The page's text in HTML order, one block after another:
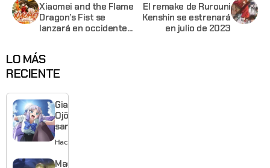
Xiaomei and the Flame
Dragon’s Fist se
lanzará en occidente
El remake de Rurouni
Kenshin se estrenará
en julio de 2023
LO MÁS
RECIENTE
Giant
Ojō-
sama
revela
visual y
confirma
Hace 1 día
Made in